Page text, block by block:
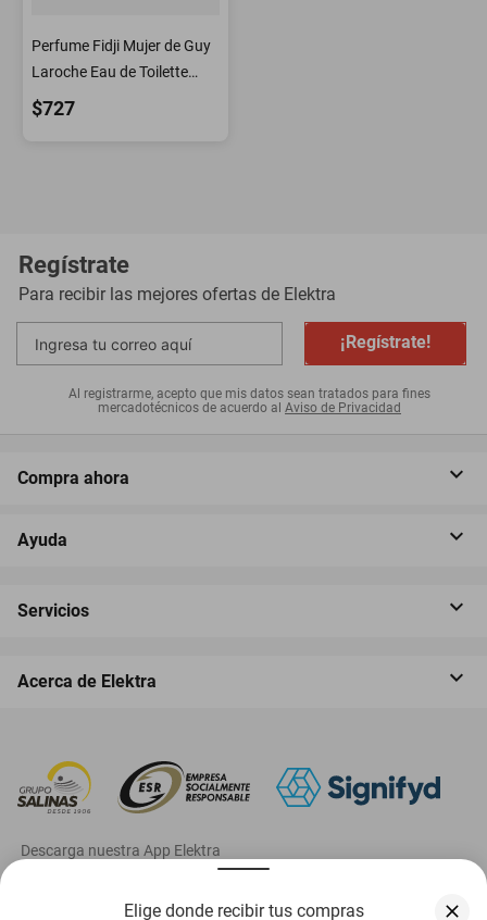
Elige donde recibir tus compras
Perfume Fidji Mujer de Guy
Laroche Eau de Toilette
100ml
$727
Regístrate
Para recibir las mejores ofertas de Elektra
¡Regístrate!
Al registrarme, acepto que mis datos sean tratados para fines
mercadotécnicos de acuerdo al Aviso de Privacidad
Compra ahora
Ayuda
Servicios
Acerca de Elektra
‎ Descarga nuestra App Elektra